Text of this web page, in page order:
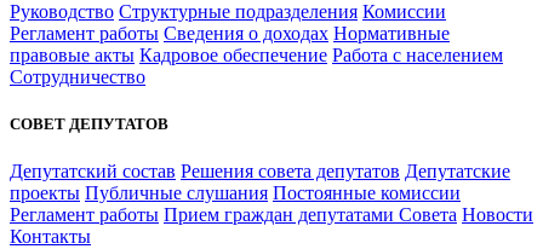
Руководство Структурные подразделения Комиссии
Регламент работы Сведения о доходах Нормативные
правовые акты Кадровое обеспечение Работа с населением
Сотрудничество
СОВЕТ ДЕПУТАТОВ
Депутатский состав Решения совета депутатов Депутатские
проекты Публичные слушания Постоянные комиссии
Регламент работы Прием граждан депутатами Совета Новости
Контакты